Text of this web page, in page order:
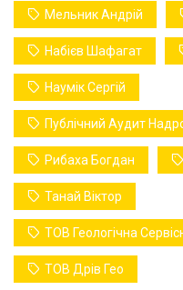
Мельник Андрій
Набієв Шафагат
Наумік Сергій
Публічний Аудит
Рибаха Богдан
Танай Віктор
ТОВ Геологічна
ТОВ Дрів Гео